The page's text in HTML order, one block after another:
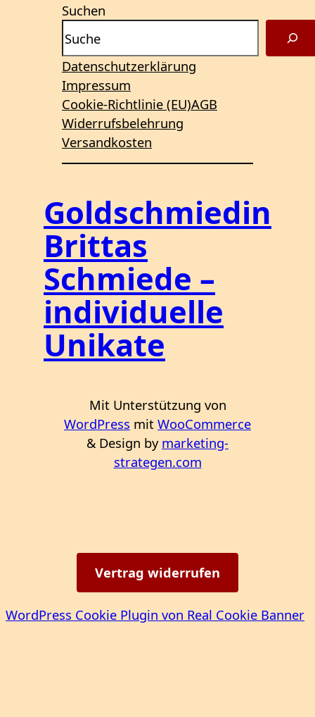
Suchen
Datenschutzerklärung
Impressum
Cookie-Richtlinie (EU)AGB
Widerrufsbelehrung
Versandkosten
Goldschmiedin
Brittas
Schmiede –
individuelle
Unikate
Mit Unterstützung von
WordPress mit WooCommerce
& Design by marketing-
strategen.com
Vertrag widerrufen
WordPress Cookie Plugin von Real Cookie Banner